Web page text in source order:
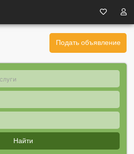
Подать объявление
Найти